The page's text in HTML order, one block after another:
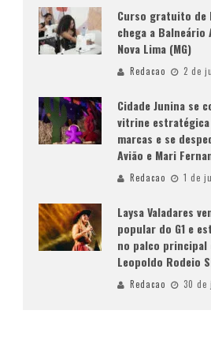
Curso gratuito de
chega a Balneário
Nova Lima (MG)
Redacao 2 de
Cidade Junina se
vitrine
marcas e se
Avião e Mari
Redacao 1 de
Laysa Valadares
popular do G1 e
no palco principal
Leopoldo Rodeio
Redacao 30 de